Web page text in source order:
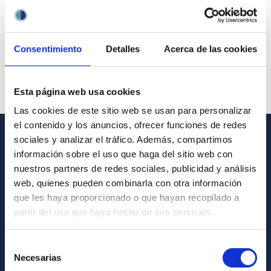
Consentimiento Detalles Acerca de las cookies
Esta página web usa cookies
Las cookies de este sitio web se usan para personalizar
el contenido y los anuncios, ofrecer funciones de redes
sociales y analizar el tráfico. Además, compartimos
información sobre el uso que haga del sitio web con
nuestros partners de redes sociales, publicidad y análisis
web, quienes pueden combinarla con otra información
que les haya proporcionado o que hayan recopilado a
partir del uso que haya hecho de sus servicios.
Necesarias
GENERAL INFORMATION
Contact
How to get to the IAC
List of personnel
General register